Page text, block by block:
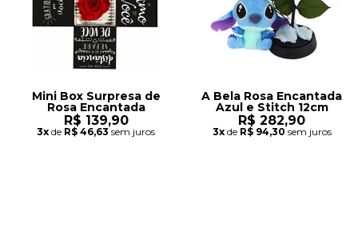
Mini Box Surpresa de
Rosa Encantada
R$ 139,90
3xde R$ 46,63 sem juros
A Bela Rosa Encantada
Azul e Stitch 12cm
R$ 282,90
3xde R$ 94,30 sem juros